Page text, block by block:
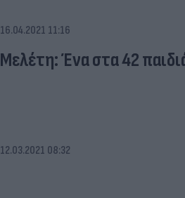
16.04.2021 11:16
Μελέτη: Ένα στα 42
12.03.2021 08:32